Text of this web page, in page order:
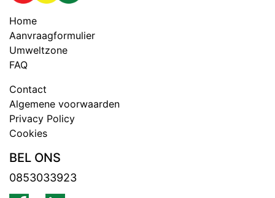
Home
Aanvraagformulier
Umweltzone
FAQ
Contact
Algemene voorwaarden
Privacy Policy
Cookies
BEL ONS
0853033923